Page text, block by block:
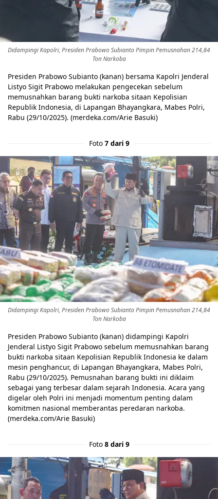
Didampingi Kapolri, Presiden Prabowo Subianto Pimpin Pemusnahan 214,84
Ton Narkoba
Presiden Prabowo Subianto (kanan) bersama Kapolri Jenderal
Listyo Sigit Prabowo melakukan pengecekan sebelum
memusnahkan barang bukti narkoba sitaan Kepolisian
Republik Indonesia, di Lapangan Bhayangkara, Mabes Polri,
Rabu (29/10/2025). (merdeka.com/Arie Basuki)
Foto 7 dari 9
Didampingi Kapolri, Presiden Prabowo Subianto Pimpin Pemusnahan 214,84
Ton Narkoba
Presiden Prabowo Subianto (kanan) didampingi Kapolri
Jenderal Listyo Sigit Prabowo sebelum memusnahkan barang
bukti narkoba sitaan Kepolisian Republik Indonesia ke dalam
mesin penghancur, di Lapangan Bhayangkara, Mabes Polri,
Rabu (29/10/2025). Pemusnahan barang bukti ini diklaim
sebagai yang terbesar dalam sejarah Indonesia. Acara yang
digelar oleh Polri ini menjadi momentum penting dalam
komitmen nasional memberantas peredaran narkoba.
(merdeka.com/Arie Basuki)
Foto 8 dari 9